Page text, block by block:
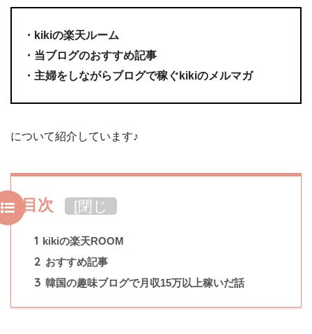
・kikiの楽天ルーム
・当ブログのおすすめ記事
・主婦をしながらブログで稼ぐkikiのメルマガ
について紹介しています♪
目次 [閉じ
1 kikiの楽天ROOM
2 おすすめ記事
3 韓国の趣味ブログで月収15万以上稼いだ話